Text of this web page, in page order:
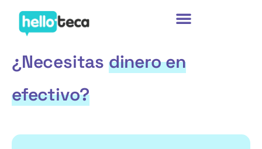
contenido
¿Necesitas dinero en
efectivo?